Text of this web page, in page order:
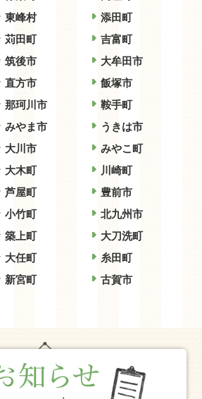
東峰村
添田町
苅田町
吉富町
筑後市
大牟田市
直方市
飯塚市
那珂川市
鞍手町
みやま市
うきは市
大川市
みやこ町
大木町
川崎町
芦屋町
豊前市
小竹町
北九州市
築上町
大刀洗町
大任町
糸田町
新宮町
古賀市